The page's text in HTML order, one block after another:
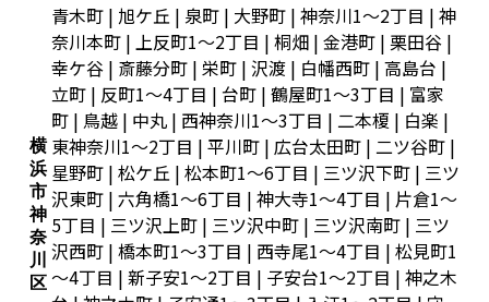
横
浜
市
神
奈
川
区
青木町 | 旭ケ丘 | 泉町 | 大野町 | 神奈川1～2丁目 | 神
奈川本町 | 上反町1～2丁目 | 桐畑 | 金港町 | 栗田谷 |
幸ケ谷 | 斎藤分町 | 栄町 | 沢渡 | 白幡西町 | 高島台 |
立町 | 反町1～4丁目 | 台町 | 鶴屋町1～3丁目 | 富家
町 | 鳥越 | 中丸 | 西神奈川1～3丁目 | 二本榎 | 白楽 |
東神奈川1～2丁目 | 平川町 | 広台太田町 | 二ツ谷町 |
星野町 | 松ケ丘 | 松本町1～6丁目 | 三ツ沢下町 | 三ツ
沢東町 | 六角橋1～6丁目 | 神大寺1～4丁目 | 片倉1～
5丁目 | 三ツ沢上町 | 三ツ沢中町 | 三ツ沢南町 | 三ツ
沢西町 | 橋本町1～3丁目 | 西寺尾1～4丁目 | 松見町1
～4丁目 | 新子安1～2丁目 | 子安台1～2丁目 | 神之木